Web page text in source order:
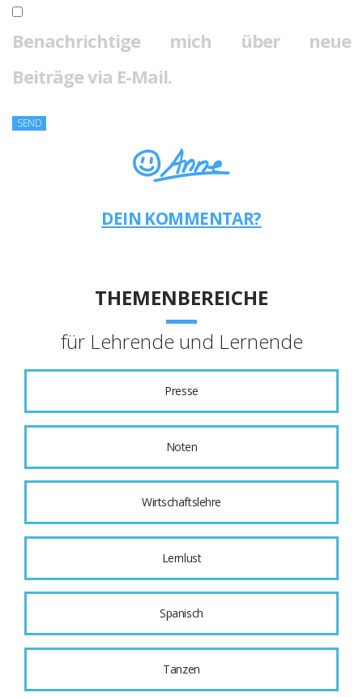
Benachrichtige mich über neue
Beiträge via E-Mail.
DEIN KOMMENTAR?
THEMENBEREICHE
für Lehrende und Lernende
Presse
Noten
Wirtschaftslehre
Lernlust
Spanisch
Tanzen